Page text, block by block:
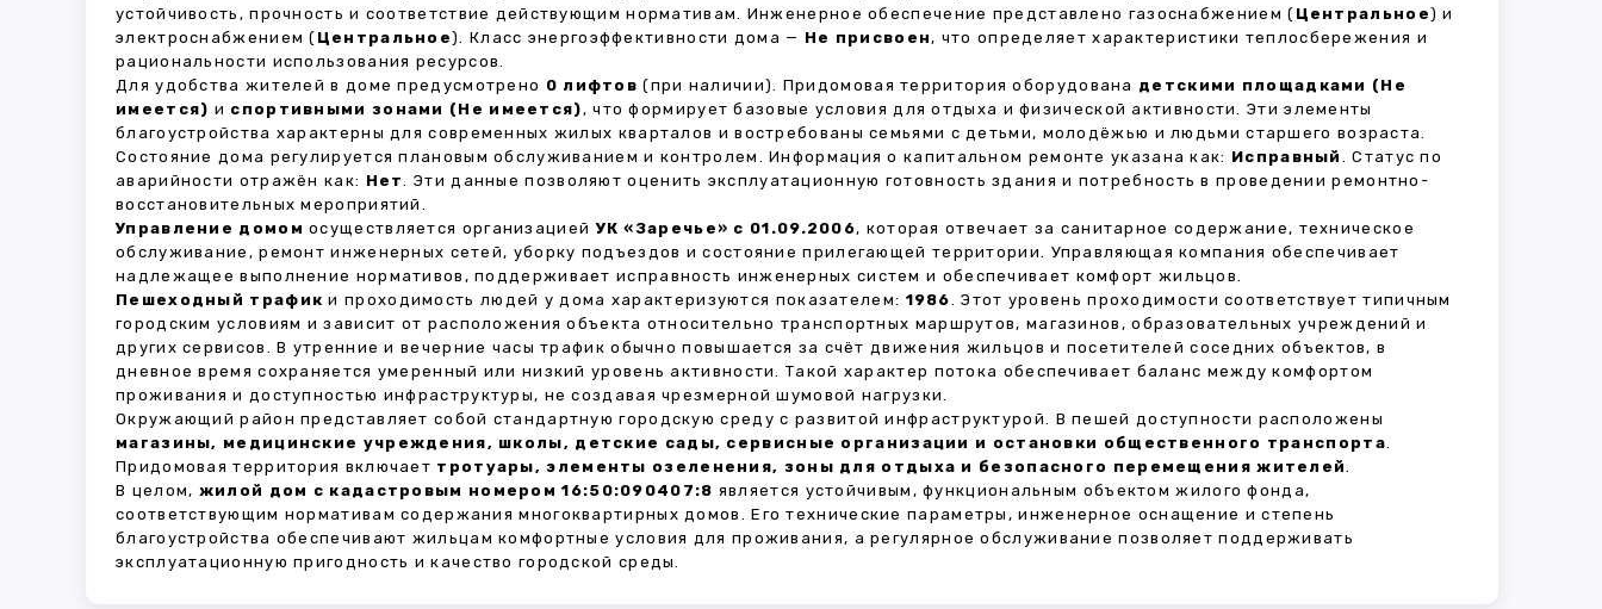
устойчивость, прочность и соответствие действующим нормативам. Инженерное обеспечение представлено газоснабжением ( Центральное) и
электроснабжением ( Центральное). Класс энергоэффективности дома — Не присвоен, что определяет характеристики теплосбережения и
рациональности использования ресурсов.
Для удобства жителей в доме предусмотрено 0 лифтов (при наличии). Придомовая территория оборудована детскими площадками (Не
имеется) и спортивными зонами (Не имеется), что формирует базовые условия для отдыха и физической активности. Эти элементы
благоустройства характерны для современных жилых кварталов и востребованы семьями с детьми, молодёжью и людьми старшего возраста.
Состояние дома регулируется плановым обслуживанием и контролем. Информация о капитальном ремонте указана как: Исправный . Статус по
аварийности отражён как: Нет. Эти данные позволяют оценить эксплуатационную готовность здания и потребность в проведении ремонтно-
восстановительных мероприятий.
Управление домом осуществляется организациейУК «Заречье» с 01.09.2006, которая отвечает за санитарное содержание, техническое
обслуживание, ремонт инженерных сетей, уборку подъездов и состояние прилегающей территории. Управляющая компания обеспечивает
надлежащее выполнение нормативов, поддерживает исправность инженерных систем и обеспечивает комфорт жильцов.
Пешеходный трафик и проходимость людей у дома характеризуются показателем: 1986. Этот уровень проходимости соответствует типичным
городским условиям и зависит от расположения объекта относительно транспортных маршрутов, магазинов, образовательных учреждений и
других сервисов. В утренние и вечерние часы трафик обычно повышается за счёт движения жильцов и посетителей соседних объектов, в
дневное время сохраняется умеренный или низкий уровень активности. Такой характер потока обеспечивает баланс между комфортом
проживания и доступностью инфраструктуры, не создавая чрезмерной шумовой нагрузки.
Окружающий район представляет собой стандартную городскую среду с развитой инфраструктурой. В пешей доступности расположены
магазины, медицинские учреждения, школы, детские сады, сервисные организации и остановки общественного транспорта.
Придомовая территория включает тротуары, элементы озеленения, зоны для отдыха и безопасного перемещения жителей.
В целом, жилой дом с кадастровым номером 16:50:090407:8 является устойчивым, функциональным объектом жилого фонда,
соответствующим нормативам содержания многоквартирных домов. Его технические параметры, инженерное оснащение и степень
благоустройства обеспечивают жильцам комфортные условия для проживания, а регулярное обслуживание позволяет поддерживать
эксплуатационную пригодность и качество городской среды.